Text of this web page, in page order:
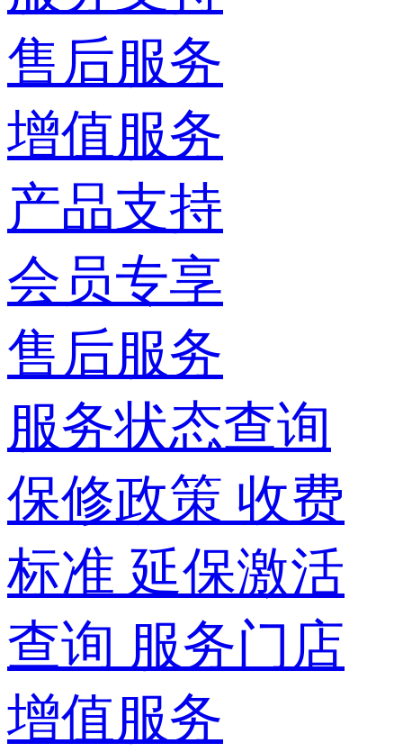
售后服务
增值服务
产品支持
会员专享
售后服务
服务状态查询
保修政策 收费
标准 延保激活
查询 服务门店
增值服务